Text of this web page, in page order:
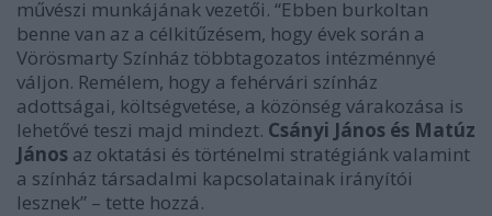
művészi munkájának vezetői. “Ebben burkoltan
benne van az a célkitűzésem, hogy évek során a
Vörösmarty Színház többtagozatos intézménnyé
váljon. Remélem, hogy a fehérvári színház
adottságai, költségvetése, a közönség várakozása is
lehetővé teszi majd mindezt. Csányi János és Matúz
János az oktatási és történelmi stratégiánk valamint
a színház társadalmi kapcsolatainak irányítói
lesznek” – tette hozzá.